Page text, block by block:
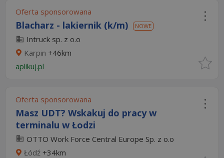
Oferta sponsorowana
Blacharz - lakiernik (k/m) NOWE
Intruck sp. z o.o
Karpin +46km
aplikuj.pl
Oferta sponsorowana
Masz UDT? Wskakuj do pracy w
terminalu w Łodzi
OTTO Work Force Central Europe Sp. z o.o
Łódź +34km